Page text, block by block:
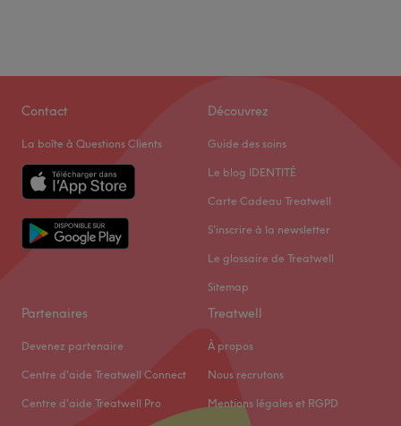
Contact
La boîte à Questions Clients
Découvrez
Guide des soins
Le blog IDENTITÉ
Carte Cadeau Treatwell
S'inscrire à la newsletter
Le glossaire de Treatwell
Sitemap
Partenaires
Devenez partenaire
Centre d'aide Treatwell Connect
Centre d'aide Treatwell Pro
Treatwell
À propos
Nous recrutons
Mentions légales et RGPD